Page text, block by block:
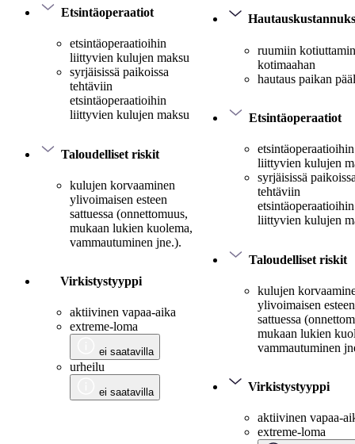
Etsintäoperaatiot
etsintäoperaatioihin
liittyvien kulujen maksu
syrjäisissä paikoissa
tehtäviin
etsintäoperaatioihin
liittyvien kulujen maksu
Taloudelliset riskit
kulujen korvaaminen
ylivoimaisen esteen
sattuessa (onnettomuus,
mukaan lukien kuolema,
vammautuminen jne.).
Virkistystyyppi
aktiivinen vapaa-aika
extreme-loma
ei saatavilla
urheilu
ei saatavilla
ruumiin
kotimaahan
hautaus paikan
Etsintäoperaatiot
etsintäoperaatioihin
liittyvien kulujen
syrjäisissä
tehtäviin
etsintäoperaatioihin
liittyvien kulujen
Taloudelliset riskit
kulujen
ylivoimaisen esteen
sattuessa
mukaan lukien
vammautuminen
Virkistystyyppi
aktiivinen vapaa-
extreme-loma